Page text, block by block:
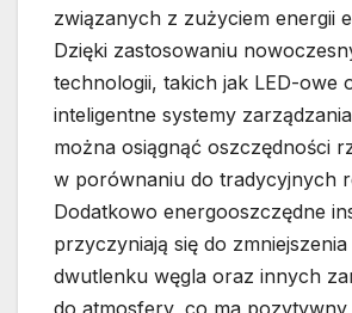
związanych z zużyciem energii
Dzięki zastosowaniu
technologii, takich jak LED-owe
inteligentne systemy
można osiągnąć oszczędności
w porównaniu do tradycyjnych
Dodatkowo energooszczędne
przyczyniają się do zmniejszenia
dwutlenku węgla oraz innych